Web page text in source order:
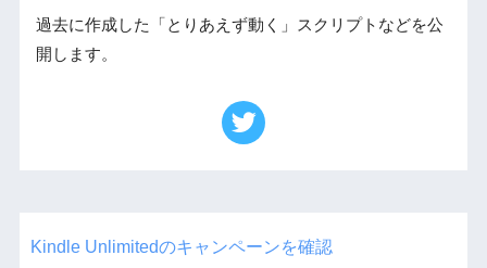
過去に作成した「とりあえず動く」スクリプトなどを公
開します。
Kindle Unlimitedのキャンペーンを確認